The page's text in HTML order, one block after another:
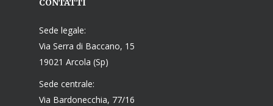
CONTATTI
Sede legale:
Via Serra di Baccano, 15
19021 Arcola (Sp)
Sede centrale:
Via Bardonecchia, 77/16